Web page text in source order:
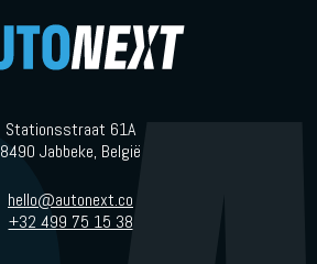
Stationsstraat 61A
8490 Jabbeke, België
hello@autonext.co
+32 499 75 15 38